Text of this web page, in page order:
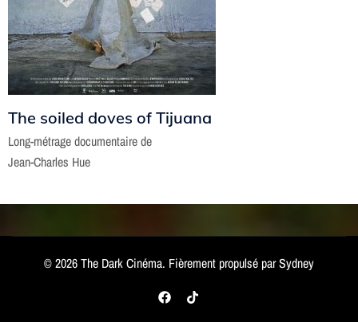
The soiled doves of Tijuana
Long-métrage documentaire de
Jean-Charles Hue
© 2026 The Dark Cinéma. Fièrement propulsé parSydney